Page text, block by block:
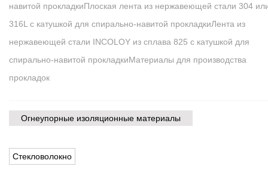
навитой прокладкиПлоская лента из нержавеющей стали 304
316L с катушкой для спирально-навитой прокладкиЛента из
нержавеющей стали INCOLOY из сплава 825 с катушкой для
спирально-навитой прокладкиМатериалы для производства
прокладок
Огнеупорные изоляционные материалы
Стекловолокно